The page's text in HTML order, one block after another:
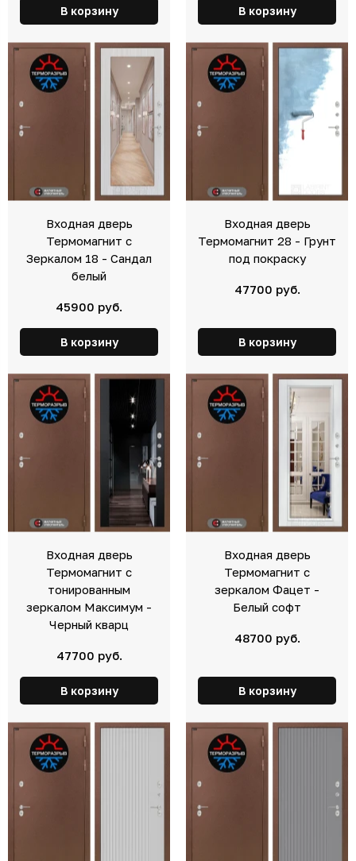
В корзину В корзину
Входная дверь
Термомагнит с
Зеркалом 18 - Сандал
белый
45900 руб.
В корзину
Входная дверь
Термомагнит 28 - Грунт
под покраску
47700 руб.
В корзину
Входная дверь
Термомагнит с
тонированным
зеркалом Максимум -
Черный кварц
47700 руб.
В корзину
Входная дверь
Термомагнит с
зеркалом Фацет -
Белый софт
48700 руб.
В корзину